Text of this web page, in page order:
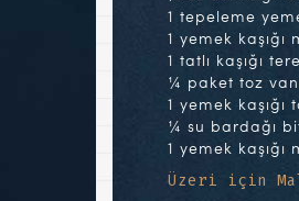
1 tepeleme
1 yemek kaşığı
1 tatlı kaşığı
¼ paket toz
1 yemek kaşığı
¼ su bardağı
1 yemek
Üzeri için